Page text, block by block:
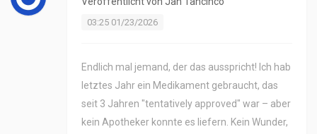
03:25 01/23/2026
Endlich mal jemand, der das ausspricht! Ich hab
letztes Jahr ein Medikament gebraucht, das
seit 3 Jahren "tentatively approved" war – aber
kein Apotheker konnte es liefern. Kein Wunder,